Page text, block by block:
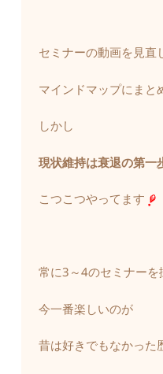
セミナーの動画を見直
マインドマップにまと
しかし
現状維持は衰退の第一
こつこつやってます
常に3～4のセミナーを
今一番楽しいのが
昔は好きでもなかった